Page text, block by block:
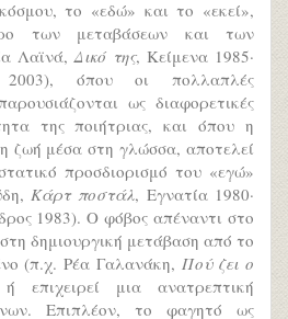
το «εδώ» και το «εκεί»,
των μεταβάσεων και των
Λαϊνά, Δικό της, Κείμενα 1985·
όπου οι πολλαπλές
ως διαφορετικές
της ποιήτριας, και όπου η
ζωή μέσα στη γλώσσα, αποτελεί
προσδιορισμό του «εγώ»
Κάρτ ποστάλ, Εγνατία 1980·
1983). Ο φόβος απέναντι στο
δημιουργική μετάβαση από το
(π.χ. Ρέα Γαλανάκη, Πού ζει ο
μια ανατρεπτική
Επιπλέον, το φαγητό ως